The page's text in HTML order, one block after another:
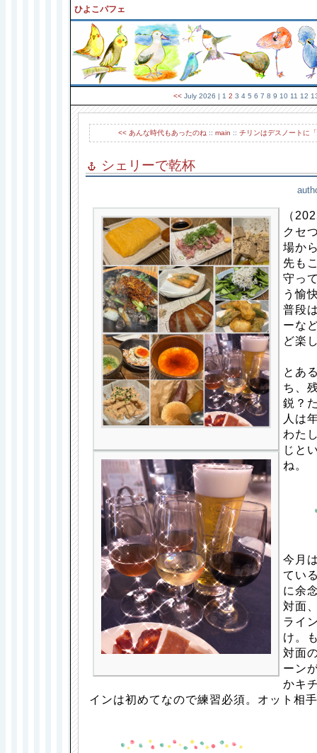
ひよこパフェ
<< July 2026 | 1 2 3 4 5 6 7 8 9 10 11 12
<< あんな時代もあったのね :: main :: チリンはデスノートに
シェリーで乾杯
（
クセ
場か
先も
守っ
う愉
普段
ーな
ど楽
とあ
ち、
鋭？
人は
わた
じと
ね。
今月
てい
に余
対面
ライ
け。
対面
ーン
かキ
インは初めてなので練習必須。オット相